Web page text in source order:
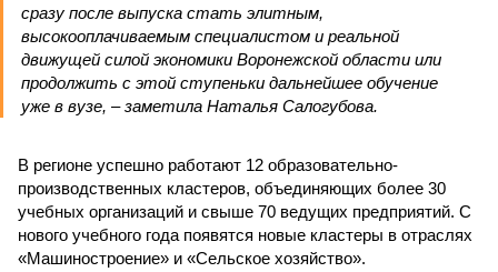
сразу после выпуска стать элитным,
высокооплачиваемым специалистом и реальной
движущей силой экономики Воронежской области или
продолжить с этой ступеньки дальнейшее обучение
уже в вузе, – заметила Наталья Салогубова.
В регионе успешно работают 12 образовательно-
производственных кластеров, объединяющих более 30
учебных организаций и свыше 70 ведущих предприятий. С
нового учебного года появятся новые кластеры в отраслях
«Машиностроение» и «Сельское хозяйство».